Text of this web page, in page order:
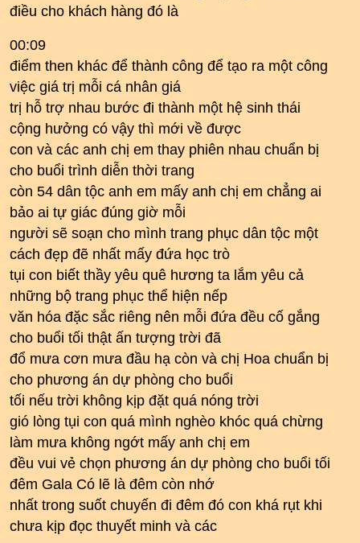
điều cho khách hàng đó là
00:09
điểm then khác để thành công để tạo ra một công
việc giá trị mỗi cá nhân giá
trị hỗ trợ nhau bước đi thành một hệ sinh thái
cộng hưởng có vậy thì mới về được
con và các anh chị em thay phiên nhau chuẩn bị
cho buổi trình diễn thời trang
còn 54 dân tộc anh em mấy anh chị em chẳng ai
bảo ai tự giác đúng giờ mỗi
người sẽ soạn cho mình trang phục dân tộc một
cách đẹp đẽ nhất mấy đứa học trò
tụi con biết thầy yêu quê hương ta lắm yêu cả
những bộ trang phục thể hiện nếp
văn hóa đặc sắc riêng nên mỗi đứa đều cố gắng
cho buổi tối thật ấn tượng trời đã
đổ mưa cơn mưa đầu hạ còn và chị Hoa chuẩn bị
cho phương án dự phòng cho buổi
tối nếu trời không kịp đặt quá nóng trời
gió lòng tụi con quá mình nghèo khóc quá chừng
làm mưa không ngớt mấy anh chị em
đều vui vẻ chọn phương án dự phòng cho buổi tối
đêm Gala Có lẽ là đêm còn nhớ
nhất trong suốt chuyến đi đêm đó con khá rụt khi
chưa kịp đọc thuyết minh và các